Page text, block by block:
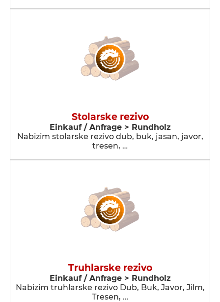
Stolarske rezivo
Einkauf / Anfrage > Rundholz
Nabizim stolarske rezivo dub, buk, jasan, javor,
tresen, …
Truhlarske rezivo
Einkauf / Anfrage > Rundholz
Nabizim truhlarske rezivo Dub, Buk, Javor, Jilm,
Tresen, …